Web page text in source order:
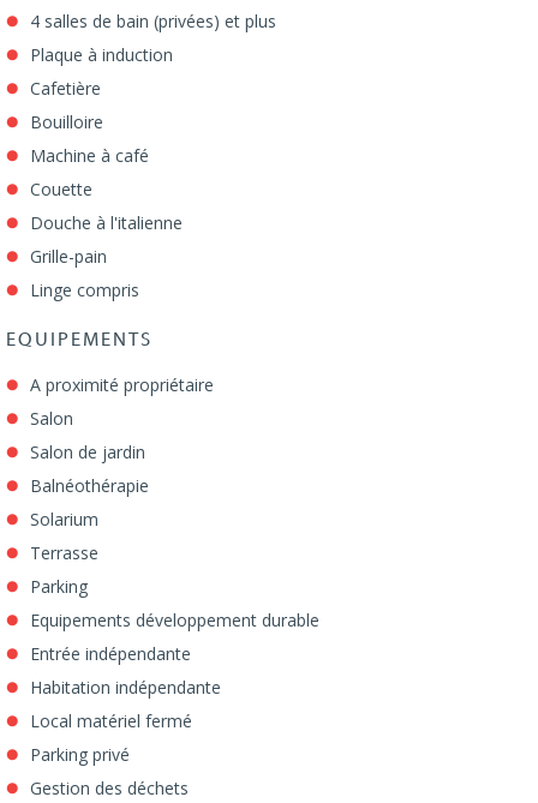
4 salles de bain (privées) et plus
Plaque à induction
Cafetière
Bouilloire
Machine à café
Couette
Douche à l'italienne
Grille-pain
Linge compris
EQUIPEMENTS
A proximité propriétaire
Salon
Salon de jardin
Balnéothérapie
Solarium
Terrasse
Parking
Equipements développement durable
Entrée indépendante
Habitation indépendante
Local matériel fermé
Parking privé
Gestion des déchets